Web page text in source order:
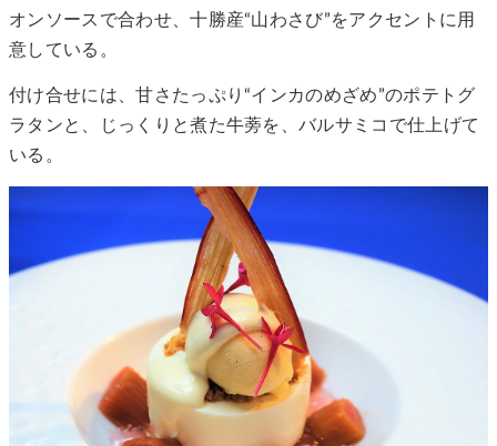
オンソースで合わせ、十勝産“山わさび”をアクセントに用
意している。
付け合せには、甘さたっぷり“インカのめざめ”のポテトグ
ラタンと、じっくりと煮た牛蒡を、バルサミコで仕上げて
いる。